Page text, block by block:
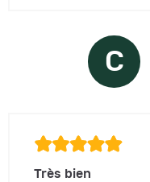
C
Très bien